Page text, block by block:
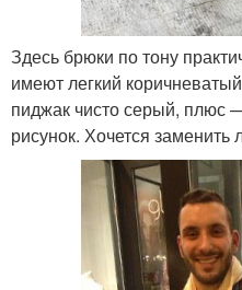
Здесь брюки по тону
имеют легкий
пиджак чисто серый, плюс
рисунок. Хочется заменить